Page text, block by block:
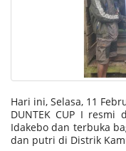
Hari ini, Selasa, 11
DUNTEK CUP I
Idakebo dan terbuka
dan putri di Distrik